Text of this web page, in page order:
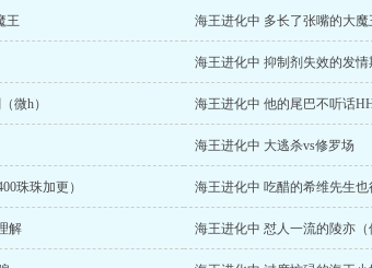
王 海王进化中 多长了张嘴的大魔
海王进化中 抑制剂失效的发情
微h） 海王进化中 他的尾巴不听话
海王进化中 大逃杀vs修罗场
珠珠加更） 海王进化中 吃醋的希维先生也
解 海王进化中 怼人一流的陵亦（